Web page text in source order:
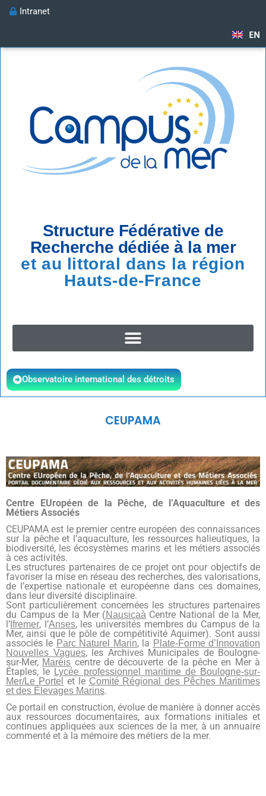
Intranet
EN
Structure Fédérative de
Recherche dédiée à la mer
et au littoral dans la région
Hauts-de-France
Observatoire international des détroits
CEUPAMA
Centre EUropéen de la Pêche, de l’Aquaculture et des
Métiers Associés
CEUPAMA est le premier centre européen des connaissances
sur la pêche et l’aquaculture, les ressources halieutiques, la
biodiversité, les écosystèmes marins et les métiers associés
à ces activités.
Les structures partenaires de ce projet ont pour objectifs de
favoriser la mise en réseau des recherches, des valorisations,
de l’expertise nationale et européenne dans ces domaines,
dans leur diversité disciplinaire.
Sont particulièrement concernées les structures partenaires
du Campus de la Mer (NausicaàCentre National de la Mer,
l’ Ifremer, l’Anses, les universités membres du Campus de la
Mer, ainsi que le pôle de compétitivité Aquimer). Sont aussi
associés le Parc Naturel Marin, la Plate-Forme d’Innovation
Nouvelles Vagues, les Archives Municipales de Boulogne-
sur-Mer, Maréis centre de découverte de la pêche en Mer à
Étaples, le Lycée professionnel maritime de Boulogne-sur-
Mer/Le Portel
et le Comité Régional des Pêches Maritimes
et des Élevages Marins.
Ce portail en construction, évolue de manière à donner accès
aux ressources documentaires, aux formations initiales et
continues appliquées aux sciences de la mer, à un annuaire
commenté et à la mémoire des métiers de la mer.